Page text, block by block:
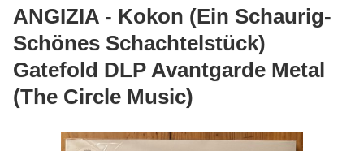
ANGIZIA - Kokon (Ein Schaurig-
Schönes Schachtelstück)
Gatefold DLP Avantgarde Metal
(The Circle Music)